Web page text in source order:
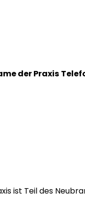
der Praxis
ist Teil des